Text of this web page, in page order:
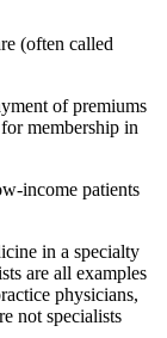
(often called
of premiums
membership in
income patients
in a specialty
are all examples
physicians,
not specialists